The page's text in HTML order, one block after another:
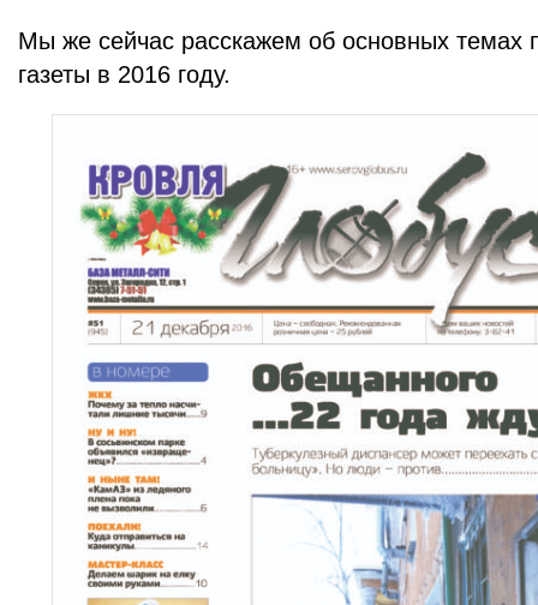
Мы же сейчас расскажем об основных темах
газеты в 2016 году.